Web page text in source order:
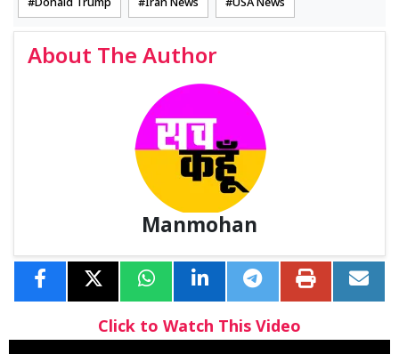
Donald Trump Iran News USA News
About The Author
Manmohan
Click to Watch This Video